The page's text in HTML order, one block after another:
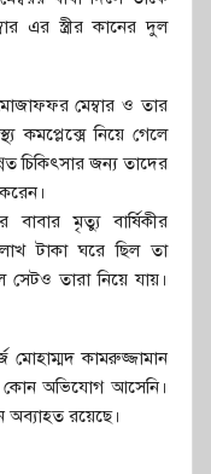
এর স্ত্রীর কানের দুল
মেম্বার ও তার
কমপ্লেক্সে নিয়ে গেলে
চিকিৎসার জন্য তাদের
মৃত্যু বার্ষিকীর
টাকা ঘরে ছিল তা
সেটও তারা নিয়ে যায়।
কামরুজ্জামান
অভিযোগ আসেনি।
অব‌্যাহত রয়েছে।